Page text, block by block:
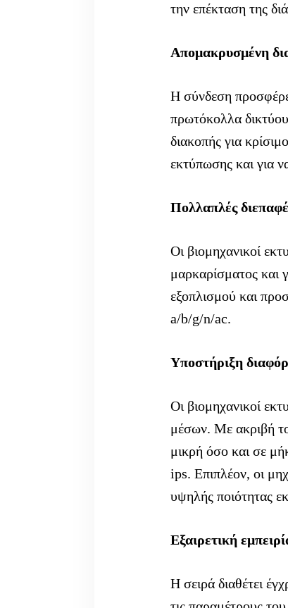
την επέκταση της
Απομακρυσμένη
Η σύνδεση
πρωτόκολλα
διακοπής για
εκτύπωσης και για
Πολλαπλές
Οι βιομηχανικοί
μαρκαρίσματος και
εξοπλισμού και
a/b/g/n/ac.
Υποστήριξη
Οι βιομηχανικοί
μέσων. Με ακριβή
μικρή όσο και σε
ips. Επιπλέον, οι
υψηλής ποιότητας
Εξαιρετική
Η σειρά διαθέτει